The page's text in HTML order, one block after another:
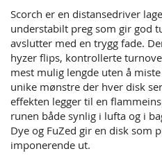
Scorch er en distansedriver
understabilt preg som gir god
avslutter med en trygg fade.
hyzer flips, kontrollerte
mest mulig lengde uten å
unike mønstre der hver disk
effekten legger til en
runen både synlig i lufta og i
Dye og FuZed gir en disk som
imponerende ut.